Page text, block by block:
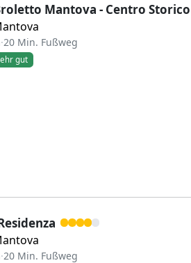
Mantova - Centro Storico
·20 Min. Fußweg
gut
·20 Min. Fußweg